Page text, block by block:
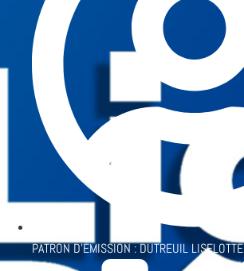
PATRON D'ÉMISSION :DUTREUIL LISELOTTE